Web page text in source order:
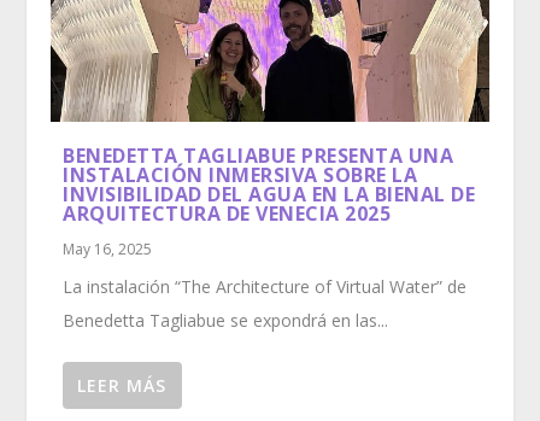
BENEDETTA TAGLIABUE PRESENTA UNA
INSTALACIÓN INMERSIVA SOBRE LA
INVISIBILIDAD DEL AGUA EN LA BIENAL DE
ARQUITECTURA DE VENECIA 2025
May 16, 2025
La instalación “The Architecture of Virtual Water” de
Benedetta Tagliabue se expondrá en las...
LEER MÁS